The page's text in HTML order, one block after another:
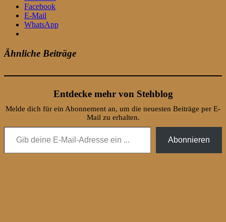
Facebook
E-Mail
WhatsApp
Ähnliche Beiträge
Entdecke mehr von Stehblog
Melde dich für ein Abonnement an, um die neuesten Beiträge per E-
Mail zu erhalten.
Gib deine E-Mail-Adresse ein ...
Abonnieren